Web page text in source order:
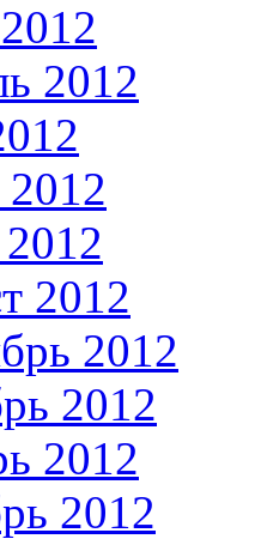
2012
2012
2012
2012
2012
2012